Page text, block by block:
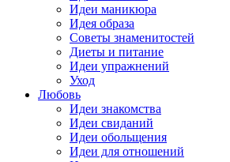
Идеи маникюра
Идея образа
Советы знаменитостей
Диеты и питание
Идеи упражнений
Уход
Любовь
Идеи знакомства
Идеи свиданий
Идеи обольщения
Идеи для отношений